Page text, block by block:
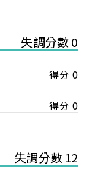
失調分數 0
得分 0
得分 0
失調分數 12
請
經本協會理事